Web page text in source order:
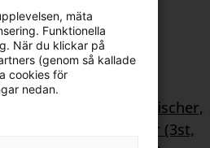
87 kr
mäta
Funktionella
När du klickar på
(genom så kallade
cookies för
nedan.